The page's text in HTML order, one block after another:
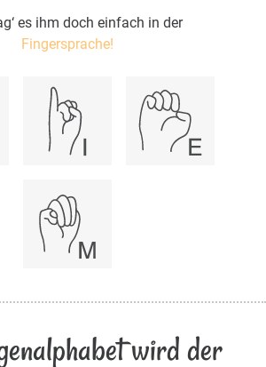
es ihm doch einfach in der
Fingersprache!
wird der